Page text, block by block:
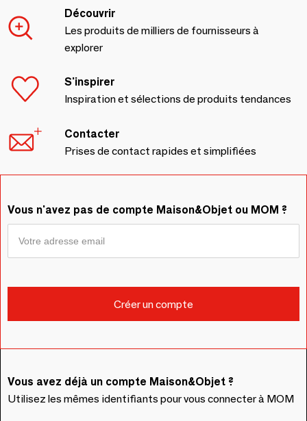
Découvrir
Les produits de milliers de fournisseurs à
explorer
S'inspirer
Inspiration et sélections de produits tendances
Contacter
Prises de contact rapides et simplifiées
Vous n'avez pas de compte Maison&Objet ou MOM ?
Vous avez déjà un compte Maison&Objet ?
Utilisez les mêmes identifiants pour vous connecter à MOM